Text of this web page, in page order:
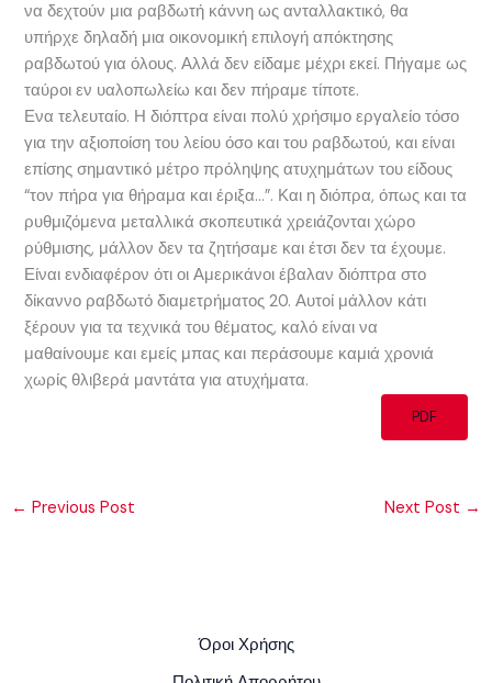
να δεχτούν μια ραβδωτή κάννη ως ανταλλακτικό, θα
υπήρχε δηλαδή μια οικονομική επιλογή απόκτησης
ραβδωτού για όλους. Αλλά δεν είδαμε μέχρι εκεί. Πήγαμε ως
ταύροι εν υαλοπωλείω και δεν πήραμε τίποτε.
Ενα τελευταίο. Η διόπτρα είναι πολύ χρήσιμο εργαλείο τόσο
για την αξιοποίση του λείου όσο και του ραβδωτού, και είναι
επίσης σημαντικό μέτρο πρόληψης ατυχημάτων του είδους
“τον πήρα για θήραμα και έριξα…”. Και η διόπρα, όπως και τα
ρυθμιζόμενα μεταλλικά σκοπευτικά χρειάζονται χώρο
ρύθμισης, μάλλον δεν τα ζητήσαμε και έτσι δεν τα έχουμε.
Είναι ενδιαφέρον ότι οι Αμερικάνοι έβαλαν διόπτρα στο
δίκαννο ραβδωτό διαμετρήματος 20. Αυτοί μάλλον κάτι
ξέρουν για τα τεχνικά του θέματος, καλό είναι να
μαθαίνουμε και εμείς μπας και περάσουμε καμιά χρονιά
χωρίς θλιβερά μαντάτα για ατυχήματα.
PDF
← Previous Post Next Post →
Όροι Χρήσης